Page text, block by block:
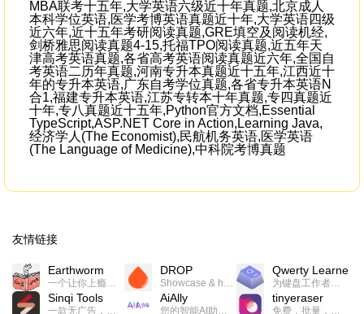
MBA联考十五年,大学英语六级近十年真题,北京成人
本科学位英语,医学考博英语真题近十年,大学英语四级
近六年,近十五年考研阅读真题,GRE填空及阅读机经,
剑桥雅思阅读真题4-15,托福TPO阅读真题,近五年天
津高考英语真题,各省高考英语阅读真题近六年,全国自
考英语二历年真题,河南专升本真题近十五年,江西近十
年的专升本英语,广东自考学位真题,各省专升本英语N
合1,福建专升本英语,江苏专转本十年真题,专四真题近
十年,专八真题近十五年,Python官方文档,Essential
TypeScript,ASP.NET Core in Action,Learning Java,
经济学人(The Economist),民航机务英语,医学英语
(The Language of Medicine),中科院考博真题
友情链接
Earthworm DROP Qwerty Learner
为键盘工作者设计的单词与肌肉记忆锻炼软件
Sinqi Tools AiAlly tinyeraser